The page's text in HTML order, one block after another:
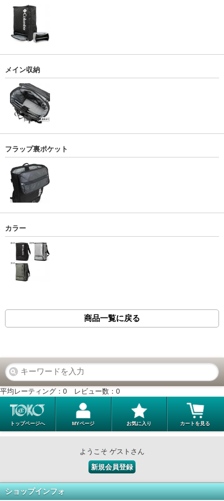
メイン収納
フラップ裏ポケット
カラー
商品一覧に戻る
平均レーティング： 0 レビュー数： 0
トップページへ MYページ お気に入り カートを見る
ようこそ ゲストさん
新規会員登録
ショップインフォ